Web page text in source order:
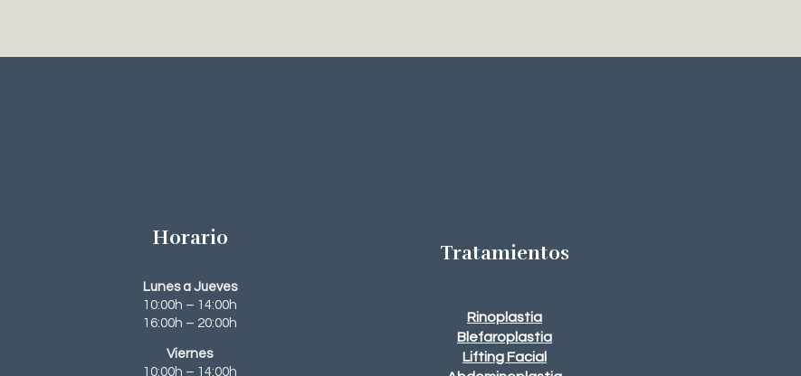
Horario
Lunes a Jueves
10:00h – 14:00h
16:00h – 20:00h
Viernes
10:00h – 14:00h
Tratamientos
Rinoplastia
Blefaroplastia
Lifting Facial